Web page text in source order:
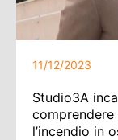
11/12/2023
Studio3A
l’incendio in